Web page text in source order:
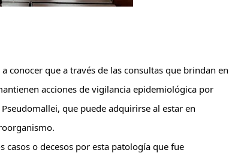
conocer que a través de las consultas que brindan en
acciones de vigilancia epidemiológica por
que puede adquirirse al estar en
o decesos por esta patología que fue